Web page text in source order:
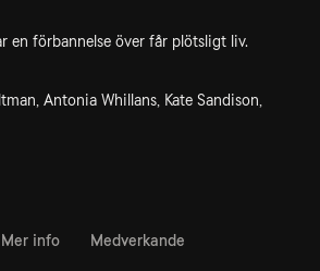
en förbannelse över får plötsligt liv.
Antonia Whillans, Kate Sandison,
Mer info Medverkande